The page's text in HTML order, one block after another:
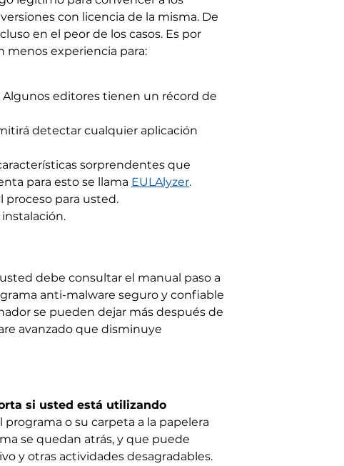
con licencia de la misma. De
en el peor de los casos. Es por
menos experiencia para:
editores tienen un récord de
detectar cualquier aplicación
sorprendentes que
para esto se llama EULAlyzer.
proceso para usted.
debe consultar el manual paso a
anti-malware seguro y confiable
se pueden dejar más después de
avanzado que disminuye
si usted está utilizando
programa o su carpeta a la papelera
se quedan atrás, y que puede
y otras actividades desagradables.